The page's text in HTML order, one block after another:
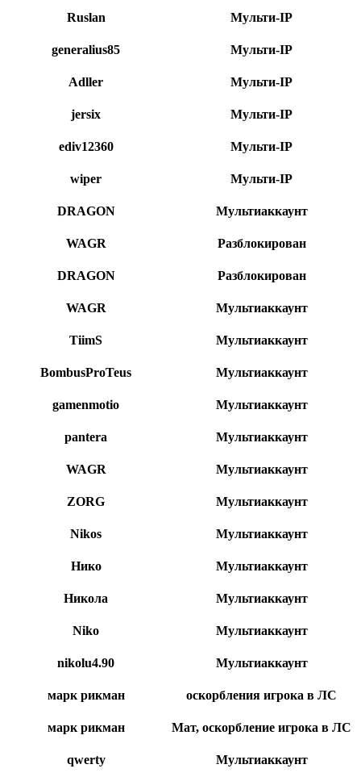
Ruslan Мульти-IP
generalius85 Мульти-IP
Adller Мульти-IP
jersix Мульти-IP
ediv12360 Мульти-IP
wiper Мульти-IP
DRAGON Мультиаккаунт
WAGR Разблокирован
DRAGON Разблокирован
WAGR Мультиаккаунт
TiimS Мультиаккаунт
ВоmbusРrоТеus Мультиаккаунт
gamenmotio Мультиаккаунт
pantera Мультиаккаунт
WAGR Мультиаккаунт
ZORG Мультиаккаунт
Nikos Мультиаккаунт
Нико Мультиаккаунт
Никола Мультиаккаунт
Niko Мультиаккаунт
nikolu4.90 Мультиаккаунт
марк рикман оскорбления игрока в ЛС
марк рикман Мат, оскорбление игрока в ЛС
qwerty Мультиаккаунт